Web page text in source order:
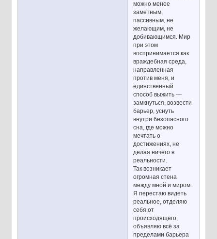
можно менее
заметным,
пассивным, не
желающим, не
добивающимся. Мир
при этом
воспринимается как
враждебная среда,
направленная
против меня, и
единственный
способ выжить —
замкнуться, возвести
барьер, уснуть
внутри безопасного
сна, где можно
мечтать о
достижениях, не
делая ничего в
реальности.
Так возникает
огромная стена
между мной и миром.
Я перестаю видеть
реальное, отделяю
себя от
происходящего,
объявляю всё за
пределами барьера